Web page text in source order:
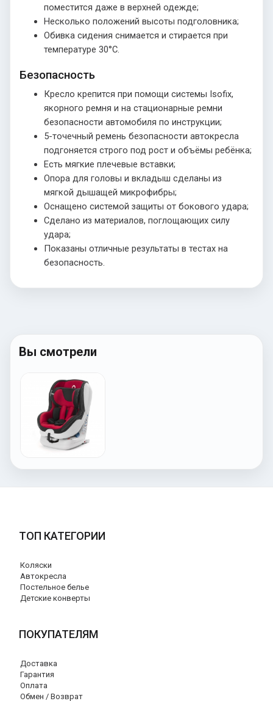
поместится даже в верхней одежде;
Несколько положений высоты подголовника;
Обивка сидения снимается и стирается при
температуре 30°С.
Безопасность
Кресло крепится при помощи системы Isofix,
якорного ремня и на стационарные ремни
безопасности автомобиля по инструкции;
5-точечный ремень безопасности автокресла
подгоняется строго под рост и объёмы ребёнка;
Есть мягкие плечевые вставки;
Опора для головы и вкладыш сделаны из
мягкой дышащей микрофибры;
Оснащено системой защиты от бокового удара;
Сделано из материалов, поглощающих силу
удара;
Показаны отличные результаты в тестах на
безопасность.
Вы смотрели
ТОП КАТЕГОРИИ
Коляски
Автокресла
Постельное белье
Детские конверты
ПОКУПАТЕЛЯМ
Доставка
Гарантия
Оплата
Обмен / Возврат